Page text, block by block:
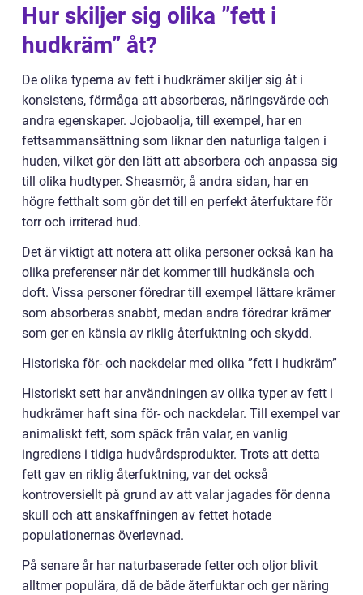
Hur skiljer sig olika ”fett i
hudkräm” åt?
De olika typerna av fett i hudkrämer skiljer sig åt i
konsistens, förmåga att absorberas, näringsvärde och
andra egenskaper. Jojobaolja, till exempel, har en
fettsammansättning som liknar den naturliga talgen i
huden, vilket gör den lätt att absorbera och anpassa sig
till olika hudtyper. Sheasmör, å andra sidan, har en
högre fetthalt som gör det till en perfekt återfuktare för
torr och irriterad hud.
Det är viktigt att notera att olika personer också kan ha
olika preferenser när det kommer till hudkänsla och
doft. Vissa personer föredrar till exempel lättare krämer
som absorberas snabbt, medan andra föredrar krämer
som ger en känsla av riklig återfuktning och skydd.
Historiska för- och nackdelar med olika ”fett i hudkräm”
Historiskt sett har användningen av olika typer av fett i
hudkrämer haft sina för- och nackdelar. Till exempel var
animaliskt fett, som späck från valar, en vanlig
ingrediens i tidiga hudvårdsprodukter. Trots att detta
fett gav en riklig återfuktning, var det också
kontroversiellt på grund av att valar jagades för denna
skull och att anskaffningen av fettet hotade
populationernas överlevnad.
På senare år har naturbaserade fetter och oljor blivit
alltmer populära, då de både återfuktar och ger näring